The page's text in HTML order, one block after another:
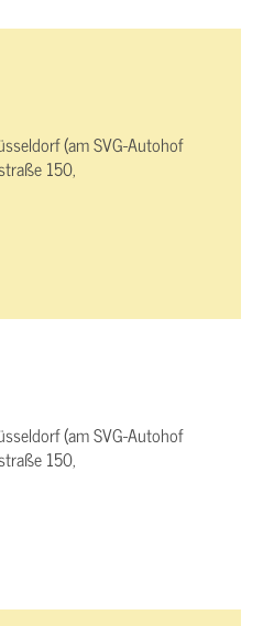
(am SVG-Autohof
150,
(am SVG-Autohof
150,